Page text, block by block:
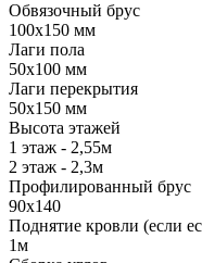
Обвязочный брус
100х150 мм
Лаги пола
50х100 мм
Лаги перекрытия
50х150 мм
Высота этажей
1 этаж - 2,55м
2 этаж - 2,3м
Профилированный брус
90х140
Поднятие кровли (если
1м